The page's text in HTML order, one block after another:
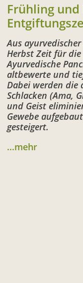
Frühling und
Aus
Herbst Zeit für
Ayurvedische
altbewerte und
Dabei werden die
Schlacken (Ama,
und Geist
Gewebe
gesteigert.
...mehr